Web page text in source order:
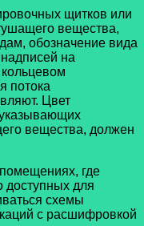
щитков или
вещества,
обозначение вида
на
потока
Цвет
вещества, должен
где
доступных для
схемы
с расшифровкой